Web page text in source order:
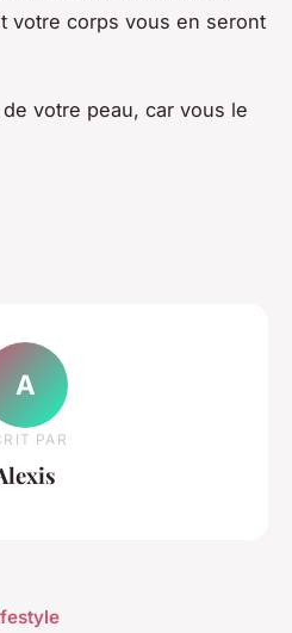
votre corps vous en seront
votre peau, car vous le
A
PAR